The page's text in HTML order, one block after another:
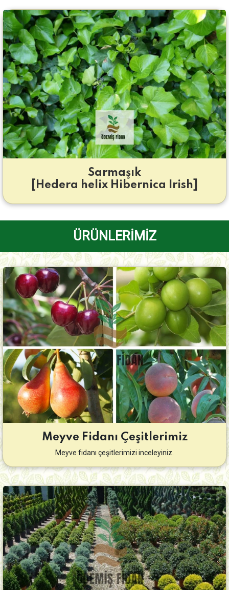
Sarmaşık
[Hedera helix Hibernica Irish]
ÜRÜNLERİMİZ
Meyve Fidanı Çeşitlerimiz
Meyve fidanı çeşitlerimizi inceleyiniz.